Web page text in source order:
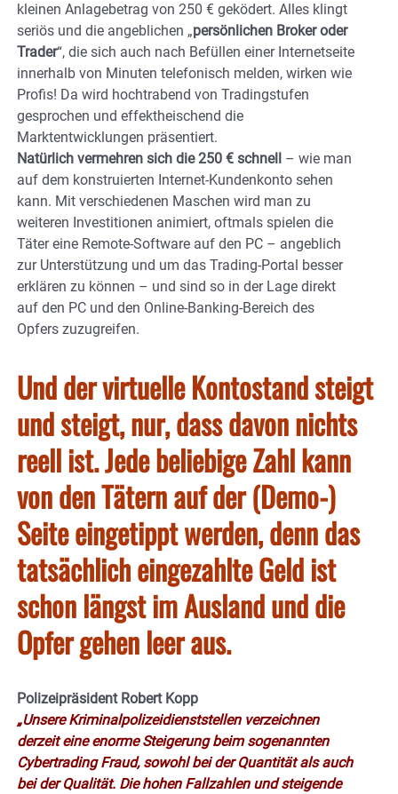
kleinen Anlagebetrag von 250 € geködert. Alles klingt
seriös und die angeblichen „persönlichen Broker oder
Trader“, die sich auch nach Befüllen einer Internetseite
innerhalb von Minuten telefonisch melden, wirken wie
Profis! Da wird hochtrabend von Tradingstufen
gesprochen und effektheischend die
Marktentwicklungen präsentiert.
Natürlich vermehren sich die 250 € schnell – wie man
auf dem konstruierten Internet-Kundenkonto sehen
kann. Mit verschiedenen Maschen wird man zu
weiteren Investitionen animiert, oftmals spielen die
Täter eine Remote-Software auf den PC – angeblich
zur Unterstützung und um das Trading-Portal besser
erklären zu können – und sind so in der Lage direkt
auf den PC und den Online-Banking-Bereich des
Opfers zuzugreifen.
Und der virtuelle Kontostand steigt
und steigt,nur, dass davon nichts
reell ist. Jede beliebige Zahl kann
von den Tätern auf der (Demo-)
Seite eingetippt werden, denn das
tatsächlich eingezahlte Geld ist
schon längst im Ausland und die
Opfer gehen leer aus.
Polizeipräsident Robert Kopp
„Unsere Kriminalpolizeidienststellen verzeichnen
derzeit eine enorme Steigerung beim sogenannten
Cybertrading Fraud, sowohl bei der Quantität als auch
bei der Qualität. Die hohen Fallzahlen und steigende